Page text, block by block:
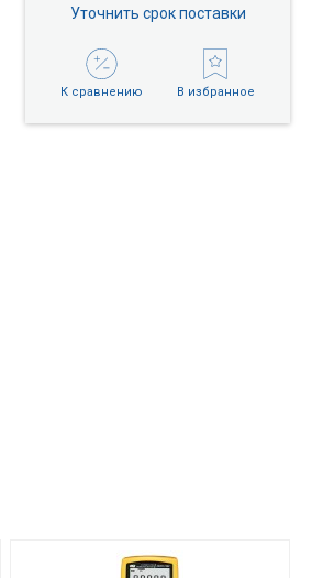
Уточнить срок поставки
К сравнению В избранное